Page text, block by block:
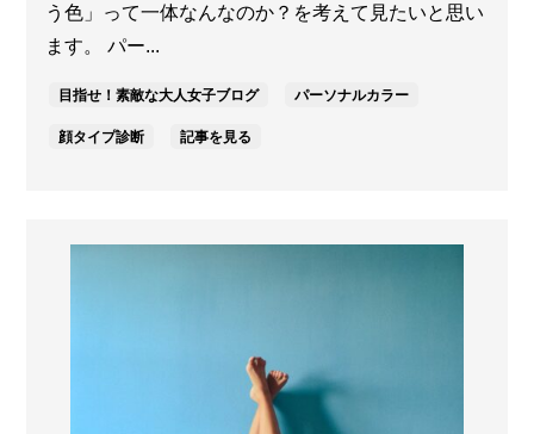
う色」って一体なんなのか？を考えて見たいと思い
ます。 パー...
目指せ！素敵な大人女子ブログ パーソナルカラー
顔タイプ診断 記事を見る